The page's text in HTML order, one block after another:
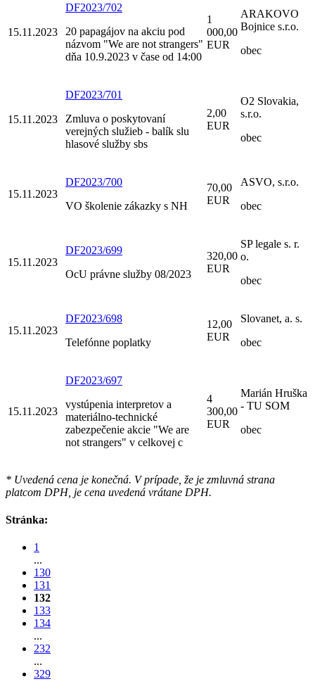
15.11.2023
DF2023/702
20 papagájov na akciu pod
názvom "We are not strangers"
dňa 10.9.2023 v čase od 14:00
1
000,00
EUR
ARAKOVO
Bojnice s.r.o.
obec
15.11.2023
DF2023/701
Zmluva o poskytovaní
verejných služieb - balík slu
hlasové služby sbs
2,00
EUR
O2 Slovakia,
s.r.o.
obec
15.11.2023
DF2023/700
VO školenie zákazky s NH
70,00
EUR
ASVO, s.r.o.
obec
15.11.2023
DF2023/699
OcU právne služby 08/2023
320,00
EUR
SP legale s. r.
o.
obec
15.11.2023
DF2023/698
Telefónne poplatky
12,00
EUR
Slovanet, a. s.
obec
15.11.2023
DF2023/697
vystúpenia interpretov a
materiálno-technické
zabezpečenie akcie "We are
not strangers" v celkovej c
4
300,00
EUR
Marián Hruška
- TU SOM
obec
* Uvedená cena je konečná. V prípade, že je zmluvná strana
platcom DPH, je cena uvedená vrátane DPH.
Stránka:
1
...
130
131
132
133
134
...
232
...
329